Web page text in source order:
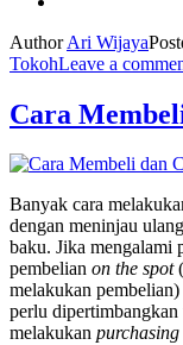
AuthorAri Wijaya
TokohLeave a
Cara
Banyak cara
dengan meninjau
baku. Jika mengalami
pembelian on the spot
melakukan
perlu
melakukan purchasing